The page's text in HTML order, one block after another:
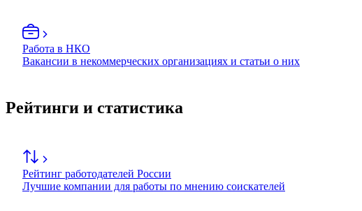
Работа в НКО
Вакансии в некоммерческих организациях и статьи о них
Рейтинги и статистика
Рейтинг работодателей России
Лучшие компании для работы по мнению соискателей